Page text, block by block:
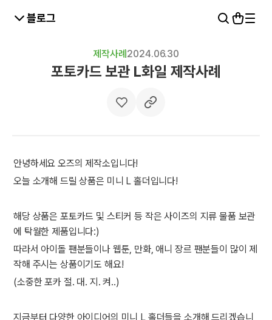
블로그
제작사례2024.06.30
포토카드 보관 L화일 제작사례
안녕하세요 오즈의 제작소입니다!
오늘 소개해 드릴 상품은 미니 L 홀더입니다!
해당 상품은 포토카드 및 스티커 등 작은 사이즈의 지류 물품 보관
에 탁월한 제품입니다:)
따라서 아이돌 팬분들이나 웹툰, 만화, 애니 장르 팬분들이 많이 제
작해 주시는 상품이기도 해요!
(소중한 포카 절. 대. 지. 켜..)
지금부터 다양한 아이디어의 미니 L 홀더들을 소개해 드리겠습니